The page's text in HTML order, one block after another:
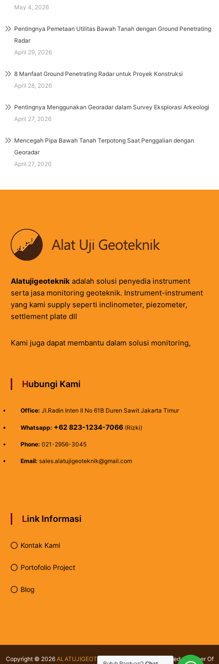
May 4, 2026
Pentingnya Pemetaan Utilitas Bawah Tanah dengan Ground Penetrating
Radar
April 29, 2026
8 Manfaat Ground Penetrating Radar untuk Proyek Konstruksi
April 28, 2026
Pentingnya Menggunakan Georadar dalam Survey Eksplorasi Arkeologi
April 27, 2026
Mencegah Pipa Bawah Tanah Terpotong Saat Penggalian dengan
Georadar
April 27, 2026
Alatujigeoteknik adalah solusi penyedia instrument
serta jasa monitoring geoteknik. Instrument-instrument
yang kami supply seperti inclinometer, piezometer,
settlement plate dll
Kami juga dapat membantu dalam solusi monitoring,
Hubungi Kami
Office: Jl.Radin Inten II No 61B Duren Sawit Jakarta Timur
Whatsapp: +62 823-1234-7066(Rizki)
Phone: 021-2956-3045
Email: sales.alatujigeoteknik@gmail.com
Link Informasi
Kontak Kami
Portofolio Project
Blog
Copyright © 2026 ALATUJIGEOTEKNIK.COM
All rights reserved. Member Of